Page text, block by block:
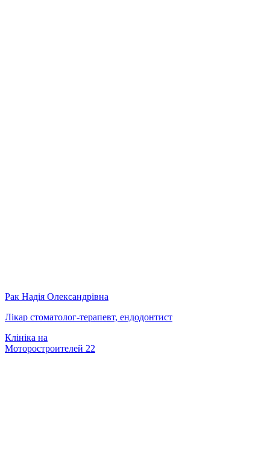
Рак Надія Олександрівна
Лікар стоматолог-терапевт, ендодонтист
Клініка на
Моторостроителей 22